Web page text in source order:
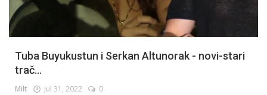
Tuba Buyukustun i Serkan Altunorak - novi-stari
trač...
Milt Jul 31, 2022 0